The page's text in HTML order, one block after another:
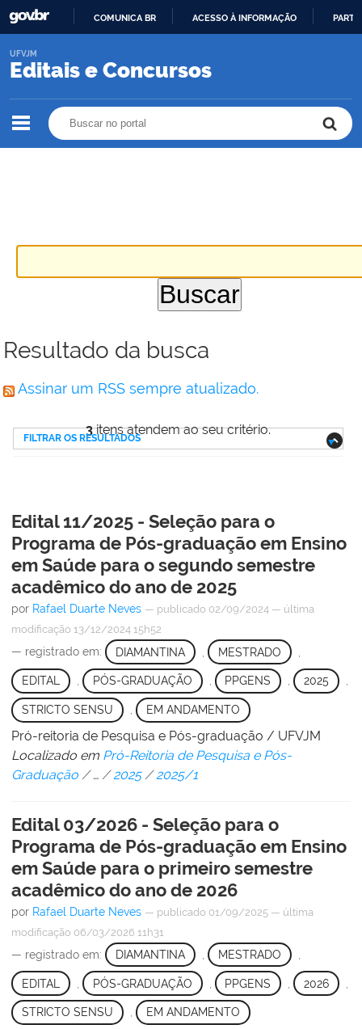
O
COMUNICA BR ACESSO À INFORMAÇÃO
Editais e Concursos
UFVJM
Resultado da busca
Assinar um RSS sempre atualizado.
3itens atendem ao seu critério.
FILTRAR OS RESULTADOS
Edital 11/2025 - Seleção para o
Programa de Pós-graduação em Ensino
em Saúde para o segundo semestre
acadêmico do ano de 2025
por Rafael Duarte Neves — publicado 02/09/2024 — última
modificação 13/12/2024 15h52
— registrado em: DIAMANTINA MESTRADO
EDITAL , PÓS-GRADUAÇÃO , PPGENS , 2025 ,
STRICTO SENSU EM ANDAMENTO
Pró-reitoria de Pesquisa e Pós-graduação / UFVJM
Localizado em Pró-Reitoria de Pesquisa e Pós-
Graduação /… /2025 /2025/1
Edital 03/2026 - Seleção para o
Programa de Pós-graduação em Ensino
em Saúde para o primeiro semestre
acadêmico do ano de 2026
por Rafael Duarte Neves — publicado 01/09/2025 — última
modificação 06/03/2026 11h31
— registrado em: DIAMANTINA MESTRADO
EDITAL PÓS-GRADUAÇÃO PPGENS , 2026
STRICTO SENSU , EM ANDAMENTO